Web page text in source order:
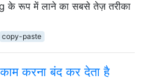
के रूप में लाने का सबसे तेज़ तरीका
copy-paste
करना बंद कर देता है